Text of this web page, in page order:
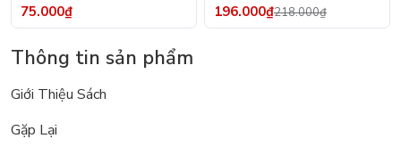
75.000₫ 196.000₫218.000₫
Thông tin sản phẩm
Giới Thiệu Sách
Gặp Lại